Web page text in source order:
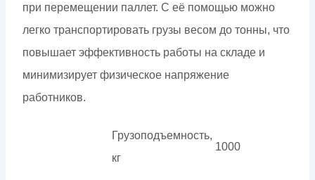
при перемещении паллет. С её помощью можно
легко транспортировать грузы весом до тонны, что
повышает эффективность работы на складе и
минимизирует физическое напряжение
работников.
Грузоподъемность,
кг
1000